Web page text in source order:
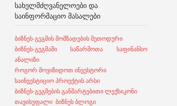
ᲡᲐᲮᲔᲚᲛᲫᲦᲕᲐᲜᲔᲚᲝᲔᲑᲘ ᲓᲐ
ᲡᲐᲘᲜᲤᲝᲠᲛᲐᲪᲘᲝ ᲛᲐᲡᲐᲚᲔᲑᲘ
ბიზნეს-გეგმის მომზადების მეთოდური
ბიზნეს-გეგმაში საწარმოთა საფინანსო
ანალიზი
როგორ მოვიზიდოთ ინვესტორი
საინვესტიციო პროექტის არსი
ბიზნეს-გეგმების განმარტებითი ლექსიკონი
თავისუფალი ბიზნეს ბლოგი